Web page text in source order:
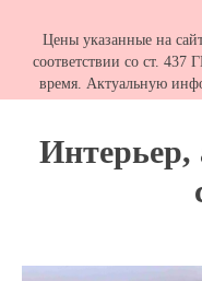
Цены указанные на
соответствии со ст.
время. Актуальную
Интерьер,